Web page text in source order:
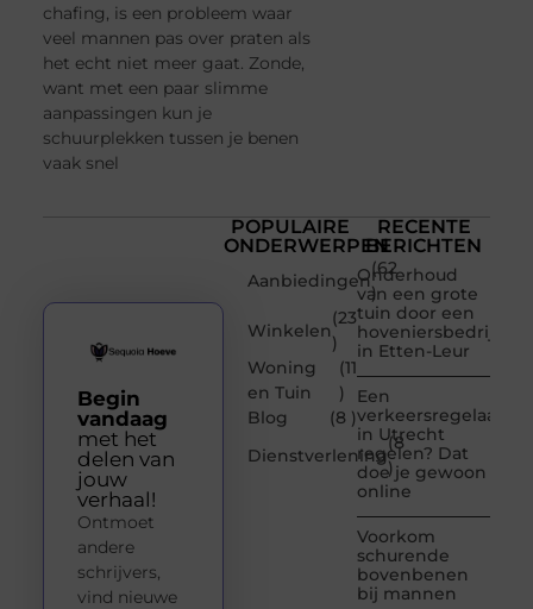
chafing, is een probleem waar
veel mannen pas over praten als
het echt niet meer gaat. Zonde,
want met een paar slimme
aanpassingen kun je
schuurplekken tussen je benen
vaak snel
POPULAIRE
ONDERWERPEN
Aanbiedingen
(62
)
Winkelen
(23
)
Woning
en Tuin
(11
)
Blog
(8 )
Dienstverlening
(8
)
RECENTE
BERICHTEN
Onderhoud
van een grote
tuin door een
hoveniersbedrijf
in Etten-Leur
Een
verkeersregelaar
in Utrecht
regelen? Dat
doe je gewoon
online
Voorkom
schurende
bovenbenen
bij mannen
Begin
vandaag
met het
delen van
jouw
verhaal!
Ontmoet
andere
schrijvers,
vind nieuwe